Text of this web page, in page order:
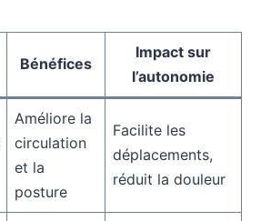
Bénéfices
Impact sur
l’autonomie
Améliore la
circulation
et la
posture
Facilite les
déplacements,
réduit la douleur